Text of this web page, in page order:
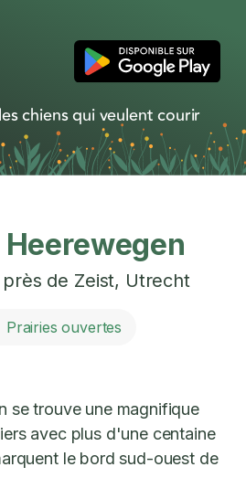
chiens qui veulent courir
près de Zeist, Utrecht
Prairies ouvertes
se trouve une magnifique
avec plus d'une centaine
le bord sud-ouest de